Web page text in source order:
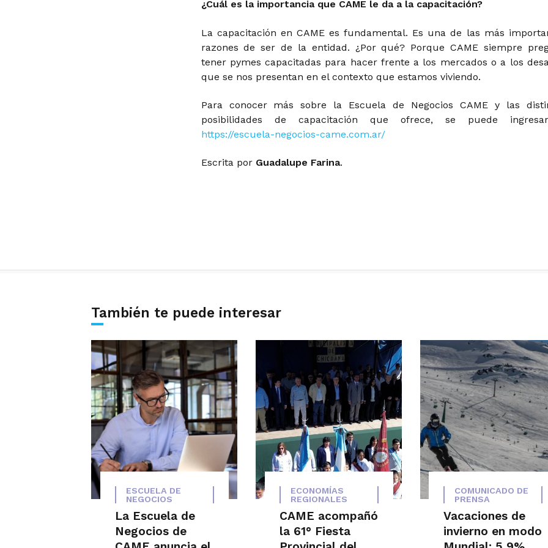
¿Cuál es la importancia que CAME le da a la capacitación?
La capacitación en CAME es fundamental. Es una de las más
razones de ser de la entidad. ¿Por qué? Porque CAME siempre
tener pymes capacitadas para hacer frente a los mercados o a los
que se nos presentan en el contexto que estamos viviendo.
Para conocer más sobre la Escuela de Negocios CAME y las
posibilidades de capacitación que ofrece, se puede
https://escuela-negocios-came.com.ar/
Escrita por Guadalupe Farina.
También te puede interesar
ESCUELA DE
NEGOCIOS
La Escuela de
Negocios de
ECONOMÍAS
REGIONALES
CAME acompañó
la 61° Fiesta
COMUNICADO DE
PRENSA
Vacaciones de
invierno en modo